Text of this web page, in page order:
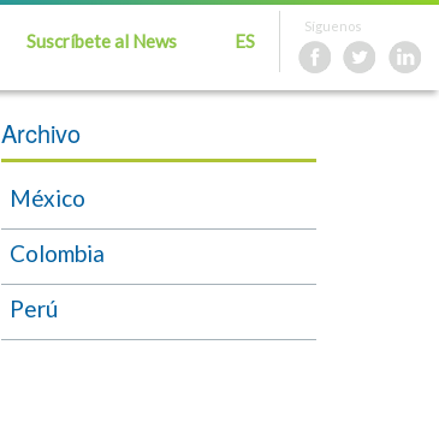
Suscríbete al News ES
Síguenos
Archivo
México
Colombia
Perú